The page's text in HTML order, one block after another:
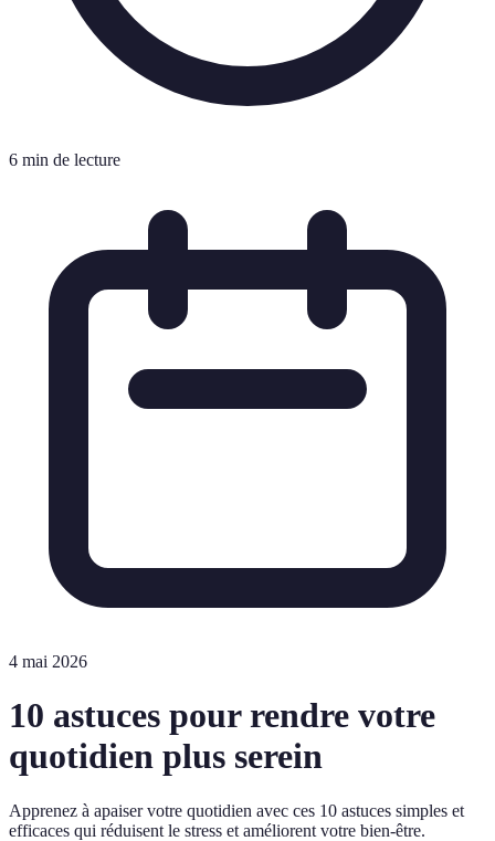
6 min de lecture
4 mai 2026
10 astuces pour rendre votre
quotidien plus serein
Apprenez à apaiser votre quotidien avec ces 10 astuces simples et
efficaces qui réduisent le stress et améliorent votre bien-être.